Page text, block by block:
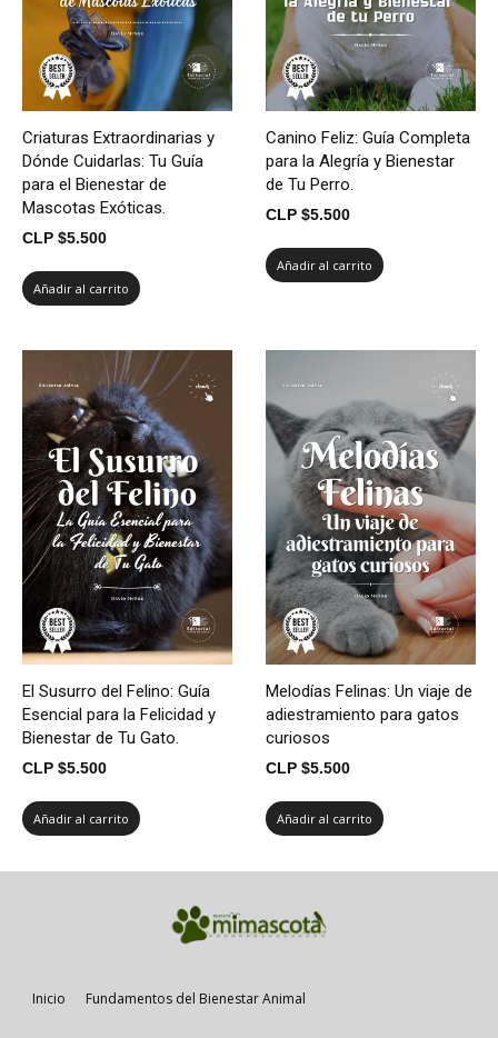
Criaturas Extraordinarias y
Dónde Cuidarlas: Tu Guía
para el Bienestar de
Mascotas Exóticas.
CLP $5.500
Añadir al carrito
Canino Feliz: Guía Completa
para la Alegría y Bienestar
de Tu Perro.
CLP $5.500
Añadir al carrito
El Susurro del Felino: Guía
Esencial para la Felicidad y
Bienestar de Tu Gato.
CLP $5.500
Añadir al carrito
Melodías Felinas: Un viaje de
adiestramiento para gatos
curiosos
CLP $5.500
Añadir al carrito
Inicio Fundamentos del Bienestar Animal